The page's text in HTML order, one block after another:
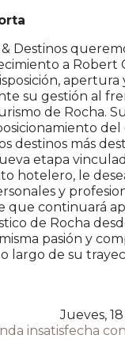
& Destinos
a Robert
apertura
su gestión al
de Rocha.
destinos más
etapa
hotelero, le
y
que continuará
de Rocha
pasión y
largo de su
Jueves,
insatisfecha